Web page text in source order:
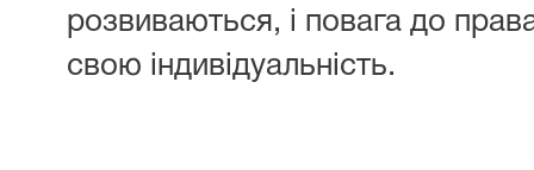
розвиваються, і повага до права
свою індивідуальність.